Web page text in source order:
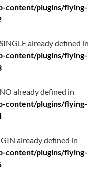
content/plugins/flying-
already defined in
content/plugins/flying-
already defined in
content/plugins/flying-
already defined in
content/plugins/flying-